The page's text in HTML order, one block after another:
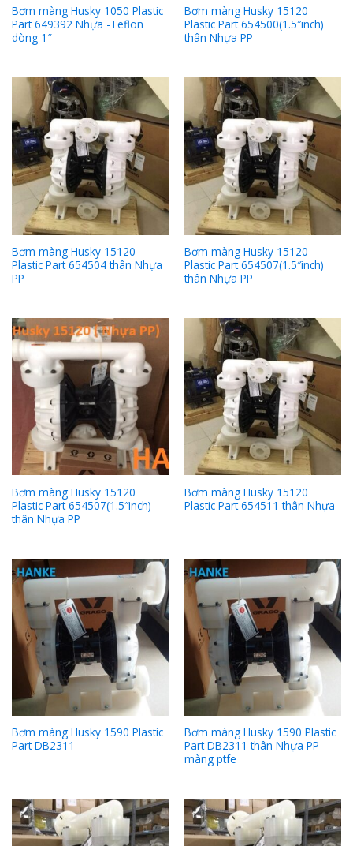
Bơm màng Husky 1050 Plastic
Part 649392 Nhựa -Teflon
dòng 1″
Bơm màng Husky 15120
Plastic Part 654500(1.5″inch)
thân Nhựa PP
Bơm màng Husky 15120
Plastic Part 654504 thân Nhựa
PP
Bơm màng Husky 15120
Plastic Part 654507(1.5″inch)
thân Nhựa PP
Bơm màng Husky 15120
Plastic Part 654507(1.5″inch)
thân Nhựa PP
Bơm màng Husky 15120
Plastic Part 654511 thân Nhựa
Bơm màng Husky 1590 Plastic
Part DB2311
Bơm màng Husky 1590 Plastic
Part DB2311 thân Nhựa PP
màng ptfe